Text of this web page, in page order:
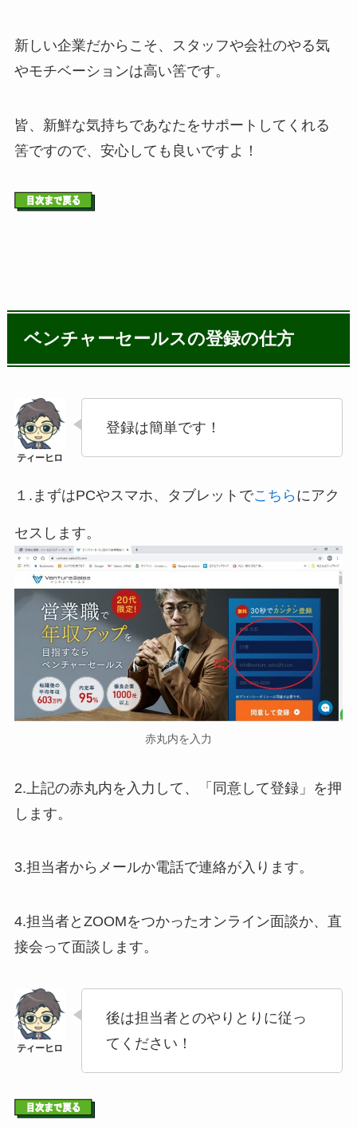
新しい企業だからこそ、スタッフや会社のやる気
やモチベーションは高い筈です。
皆、新鮮な気持ちであなたをサポートしてくれる
筈ですので、安心しても良いですよ！
ベンチャーセールスの登録の仕方
登録は簡単です！
１.まずはPCやスマホ、タブレットでこちら にアク
セスします。
赤丸内を入力
2.上記の赤丸内を入力して、「同意して登録」を押
します。
3.担当者からメールか電話で連絡が入ります。
4.担当者とZOOMをつかったオンライン面談か、直
接会って面談します。
後は担当者とのやりとりに従っ
てください！